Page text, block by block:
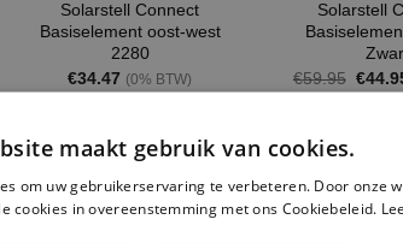
Solarstell Connect
Basiselement oost-west
2280
€34.47 (0% BTW)
Solarstell
€59.95
prijs
€
Op voorraad Op voorraad
maakt gebruik van cookies.
om uw gebruikerservaring te verbeteren. Door onze
cookies in overeenstemming met ons Cookiebeleid.